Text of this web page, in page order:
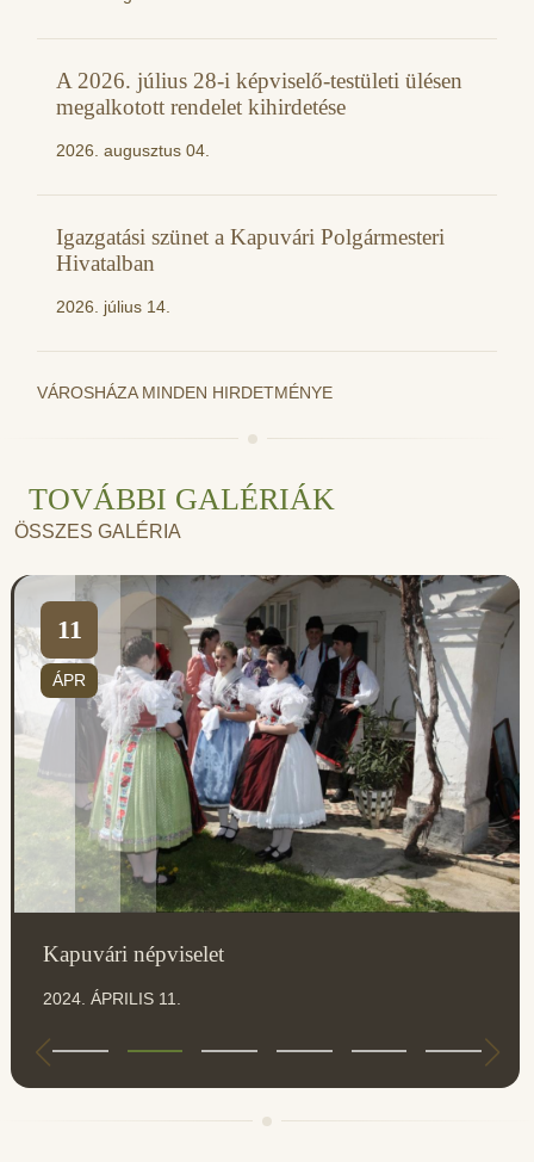
A 2026. július 28-i képviselő-testületi ülésen
megalkotott rendelet kihirdetése
2026. augusztus 04.
Igazgatási szünet a Kapuvári Polgármesteri
Hivatalban
2026. július 14.
VÁROSHÁZA MINDEN HIRDETMÉNYE
TOVÁBBI GALÉRIÁK
ÖSSZES GALÉRIA
11
ÁPR
Kapuvári népviselet
2024. ÁPRILIS 11.